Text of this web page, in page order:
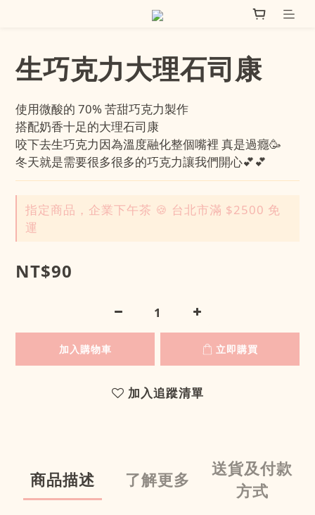
生巧克力大理石司康
使用微酸的 70% 苦甜巧克力製作
搭配奶香十足的大理石司康
咬下去生巧克力因為溫度融化整個嘴裡 真是過癮🥳
冬天就是需要很多很多的巧克力讓我們開心💕💕
指定商品，企業下午茶 🍪 台北市滿 $2500 免
運
NT$90
加入購物車 立即購買
加入追蹤清單
商品描述 了解更多
送貨及付款
方式